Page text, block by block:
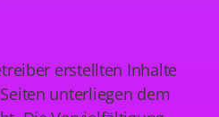
erstellten Inhalte
unterliegen dem